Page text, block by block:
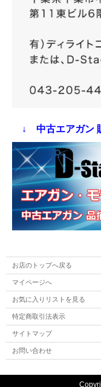
↓ 中古エアガン
お店のトップへ戻る
マイページへ
お気に入りリストを見る
特定商取引法表示
サイトマップ
お問い合わせ